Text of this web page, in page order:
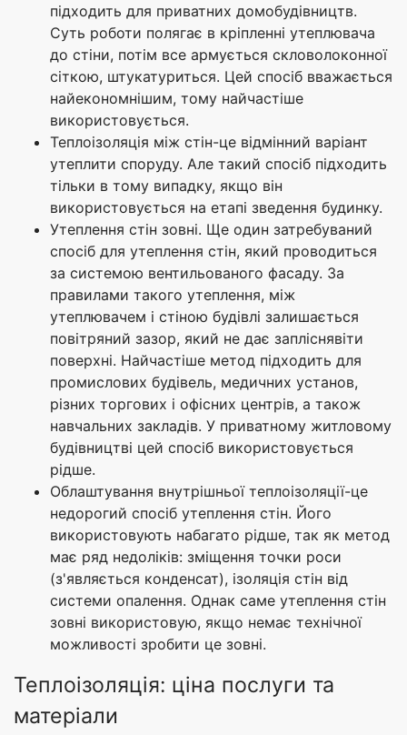
підходить для приватних домобудівництв.
Суть роботи полягає в кріпленні утеплювача
до стіни, потім все армується скловолоконної
сіткою, штукатуриться. Цей спосіб вважається
найекономнішим, тому найчастіше
використовується.
Теплоізоляція між стін-це відмінний варіант
утеплити споруду. Але такий спосіб підходить
тільки в тому випадку, якщо він
використовується на етапі зведення будинку.
Утеплення стін зовні. Ще один затребуваний
спосіб для утеплення стін, який проводиться
за системою вентильованого фасаду. За
правилами такого утеплення, між
утеплювачем і стіною будівлі залишається
повітряний зазор, який не дає запліснявіти
поверхні. Найчастіше метод підходить для
промислових будівель, медичних установ,
різних торгових і офісних центрів, а також
навчальних закладів. У приватному житловому
будівництві цей спосіб використовується
рідше.
Облаштування внутрішньої теплоізоляції-це
недорогий спосіб утеплення стін. Його
використовують набагато рідше, так як метод
має ряд недоліків: зміщення точки роси
(з'являється конденсат), ізоляція стін від
системи опалення. Однак саме утеплення стін
зовні використовую, якщо немає технічної
можливості зробити це зовні.
Теплоізоляція: ціна послуги та
матеріали